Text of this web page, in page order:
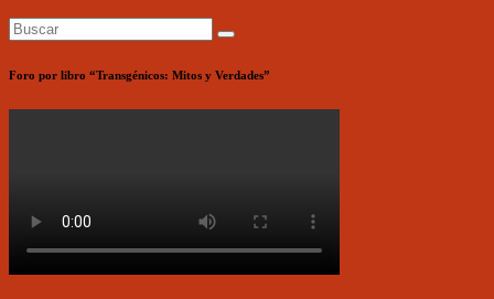
Foro por libro “Transgénicos: Mitos y Verdades”